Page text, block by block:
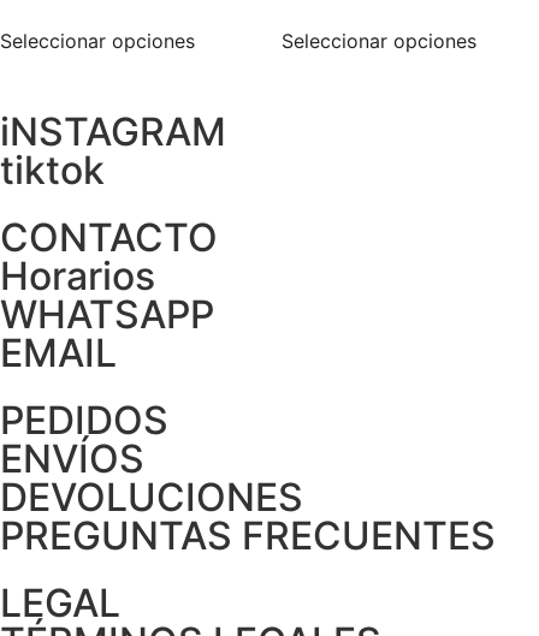
Seleccionar opciones Seleccionar opciones
iNSTAGRAM
tiktok
CONTACTO
Horarios
WHATSAPP
EMAIL
PEDIDOS
ENVÍOS
DEVOLUCIONES
PREGUNTAS FRECUENTES
LEGAL